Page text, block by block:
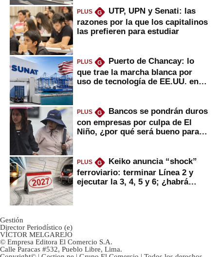
PLUS G
UTP, UPN y Senati: las
razones por la que los capitalinos
las prefieren para estudiar
PLUS G
Puerto de Chancay: lo
que trae la marcha blanca por
uso de tecnología de EE.UU. en
PLUS G
Bancos se pondrán duros
con empresas por culpa de El
Niño, ¿por qué será bueno para
PLUS G
Keiko anuncia “shock”
ferroviario: terminar Línea 2 y
ejecutar la 3, 4, 5 y 6; ¿habrá
Gestión
Director Periodístico (e)
VÍCTOR MELGAREJO
© Empresa Editora El Comercio S.A.
Calle Paracas #532, Pueblo Libre, Lima.